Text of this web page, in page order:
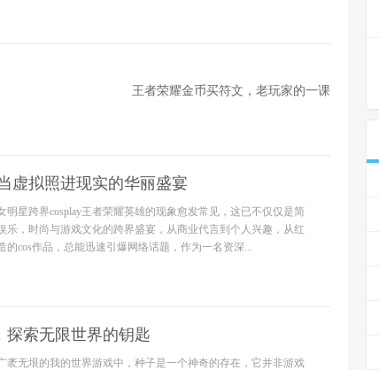
王者荣耀金币买符文，老玩家的一课
虚拟照进现实的华丽盛宴
明星跨界cosplay王者荣耀英雄的现象愈发常见，这已不仅仅是简
乐，时尚与游戏文化的跨界盛宴，从商业代言到个人兴趣，从红
cos作品，总能迅速引爆网络话题，作为一名资深...
探索无限世界的钥匙
袤无垠的我的世界游戏中，种子是一个神奇的存在，它并非游戏